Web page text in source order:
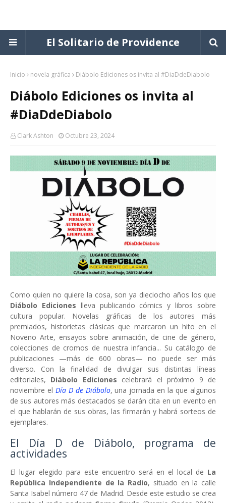
El Solitario de Providence
Inicio novela gráfica Diábolo Ediciones os invita al #DiaDdeDiabolo
Diábolo Ediciones os invita al
#DiaDdeDiabolo
Clark Ashton Octubre 23, 2024
Como quien no quiere la cosa, son ya dieciocho años los que
Diábolo Ediciones lleva publicando cómics y libros sobre
cultura popular. Novelas gráficas de los autores más
premiados, historietas clásicas que marcaron un hito en el
Noveno Arte, ensayos sobre animación, de cine de género,
colecciones de cromos de nuestra infancia... Su catálogo de
publicaciones —más de 600 obras— no puede ser más
diverso. Con la finalidad de divulgar sus distintas líneas
editoriales, Diábolo Ediciones celebrará el próximo 9 de
noviembre el Día D de Diábolo, una jornada en la que algunos
de sus autores más destacados se darán cita en un evento en
el que hablarán de sus obras, las firmarán y habrá sorteos de
ejemplares.
El Día D de Diábolo, programa de
actividades
El lugar elegido para este encuentro será en el local de La
República Independiente de la Radio, situado en la calle
Santa Isabel número 47 de Madrid. Desde este estudio se crea